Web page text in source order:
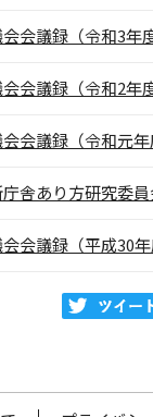
会議録（令和3年度
会議録（令和2年度
会議録（令和元年
舎あり方研究委
会議録（平成30年